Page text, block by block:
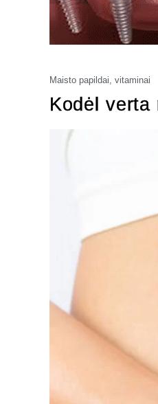
Maisto papildai, vitaminai
Kodėl verta